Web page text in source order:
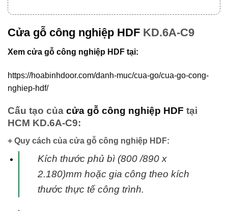
Cửa gỗ công nghiệp HDF KD.6A-C9
Xem cửa gỗ công nghiệp HDF tại:
https://hoabinhdoor.com/danh-muc/cua-go/cua-go-cong-
nghiep-hdf/
Cấu tạo của cửa gỗ công nghiệp HDF tại
HCM KD.6A-C9:
+ Quy cách của cửa gỗ công nghiệp HDF:
Kích thước phủ bì (800 /890 x
2.180)mm hoặc gia công theo kích
thước thực tế công trình.